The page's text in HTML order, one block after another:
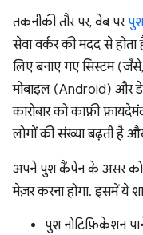
तकनीकी तौर पर, वेब पर
सेवा वर्कर की मदद से
लिए बनाए गए सिस्टम
मोबाइल (Android) और
कारोबार को काफ़ी
लोगों की संख्या बढ़ती है
अपने पुश कैंपेन के असर
मेज़र करना होगा. इसमें ये
पुश नोटिफ़िकेशन